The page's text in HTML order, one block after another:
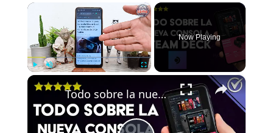
×
Now Playing
×
Todo sobre la nueva consola STEAM DECK - Datos sobre la consola portátil de Valve